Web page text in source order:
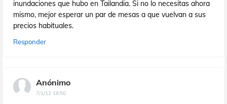
inundaciones que hubo en Tailandia. Si no lo necesitas ahora
mismo, mejor esperar un par de mesas a que vuelvan a sus
precios habituales.
Responder
Anónimo
7/1/12 18:50